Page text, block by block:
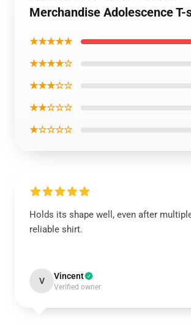
Merchandise Adolescence T-
★★★★★
★★★★☆
★★★☆☆
★★☆☆☆
★☆☆☆☆
Holds its shape well, even after
reliable shirt.
V Vincent
Verified owner